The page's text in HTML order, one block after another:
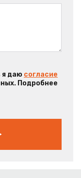
я даю согласие
Подробнее